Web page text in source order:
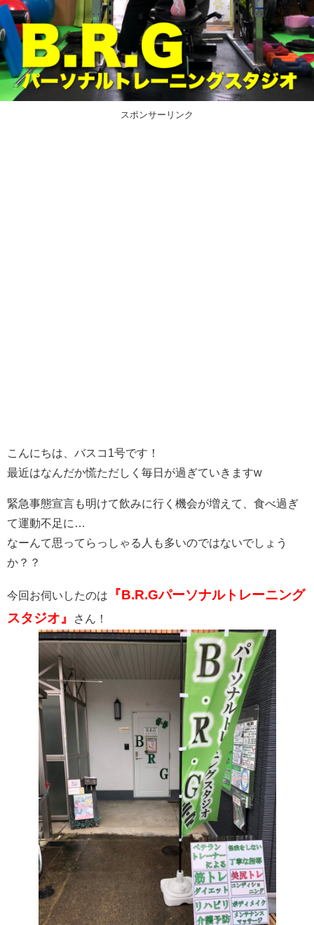
スポンサーリンク
こんにちは、バスコ1号です！
最近はなんだか慌ただしく毎日が過ぎていきますw
緊急事態宣言も明けて飲みに行く機会が増えて、食べ過ぎ
て運動不足に…
なーんて思ってらっしゃる人も多いのではないでしょう
か？？
今回お伺いしたのは
『B.R.Gパーソナルトレーニング
スタジオ』
さん！